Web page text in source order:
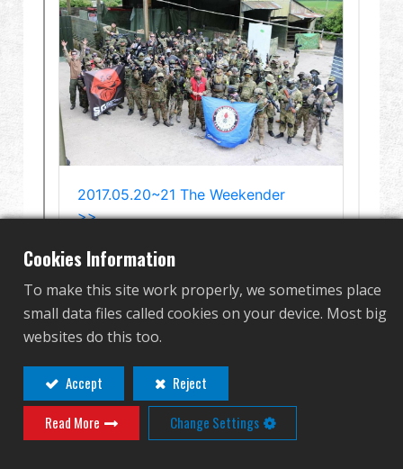
射撃訓練シリーズ
グローバル販売
サインイン
繁體中文
Français 日本語
Cookies Information
To make this site work properly, we sometimes place
small data files called cookies on your device. Most big
websites do this too.
Accept
Reject
Read More
Change Settings